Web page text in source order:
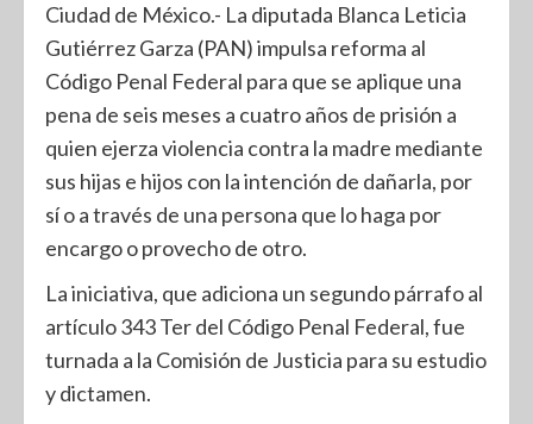
Ciudad de México.- La diputada Blanca Leticia
Gutiérrez Garza (PAN) impulsa reforma al
Código Penal Federal para que se aplique una
pena de seis meses a cuatro años de prisión a
quien ejerza violencia contra la madre mediante
sus hijas e hijos con la intención de dañarla, por
sí o a través de una persona que lo haga por
encargo o provecho de otro.
La iniciativa, que adiciona un segundo párrafo al
artículo 343 Ter del Código Penal Federal, fue
turnada a la Comisión de Justicia para su estudio
y dictamen.